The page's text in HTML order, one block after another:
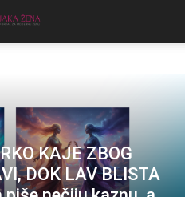
KAJE ZBOG
DOK LAV BLISTA